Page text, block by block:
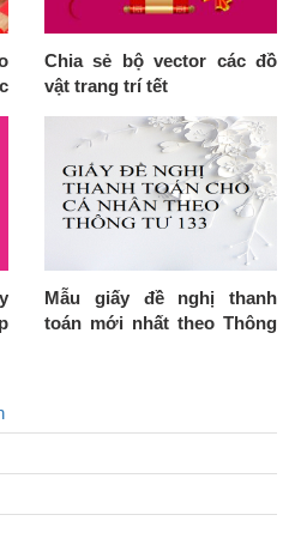
Chia sẻ bộ vector các đồ
vật trang trí tết
Mẫu giấy đề nghị thanh
toán mới nhất theo Thông